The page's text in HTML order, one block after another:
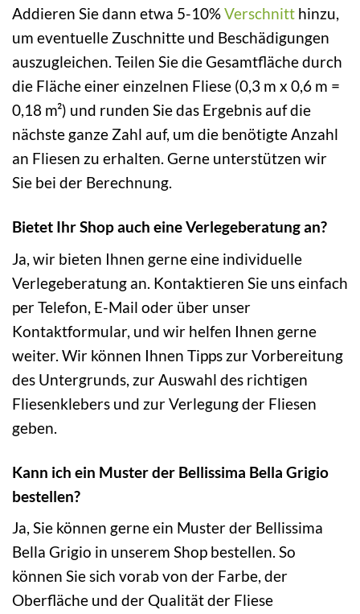
Addieren Sie dann etwa 5-10%Verschnitt hinzu,
um eventuelle Zuschnitte und Beschädigungen
auszugleichen. Teilen Sie die Gesamtfläche durch
die Fläche einer einzelnen Fliese (0,3 m x 0,6 m =
0,18 m²) und runden Sie das Ergebnis auf die
nächste ganze Zahl auf, um die benötigte Anzahl
an Fliesen zu erhalten. Gerne unterstützen wir
Sie bei der Berechnung.
Bietet Ihr Shop auch eine Verlegeberatung an?
Ja, wir bieten Ihnen gerne eine individuelle
Verlegeberatung an. Kontaktieren Sie uns einfach
per Telefon, E-Mail oder über unser
Kontaktformular, und wir helfen Ihnen gerne
weiter. Wir können Ihnen Tipps zur Vorbereitung
des Untergrunds, zur Auswahl des richtigen
Fliesenklebers und zur Verlegung der Fliesen
geben.
Kann ich ein Muster der Bellissima Bella Grigio
bestellen?
Ja, Sie können gerne ein Muster der Bellissima
Bella Grigio in unserem Shop bestellen. So
können Sie sich vorab von der Farbe, der
Oberfläche und der Qualität der Fliese